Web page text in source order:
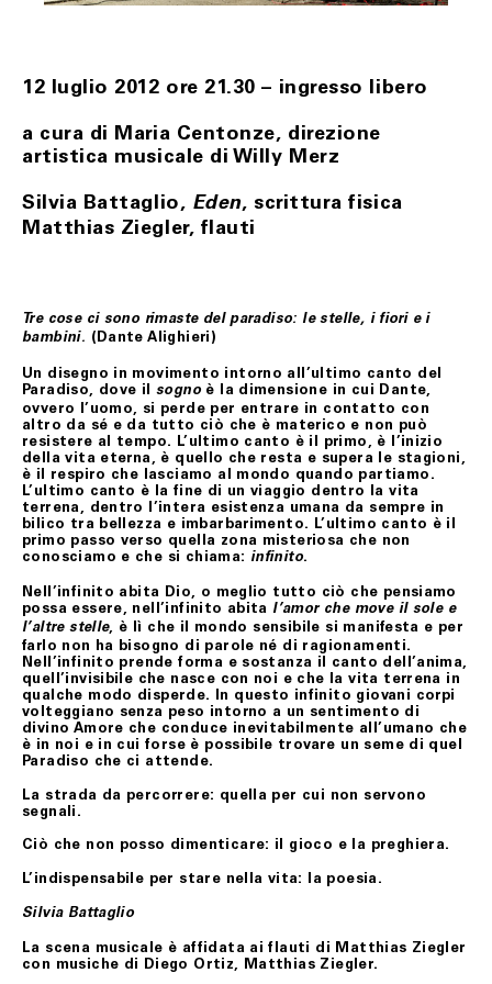
non avrà nulla a pretendere da Fondazione Merz che, se
richiesto, restituirà il/i prodotti al Cliente addebitando
Tutti i prodotti in vendita nel presente sito sono
realizzati rispettando elevati standard di qualità; nel
caso in cui il Cliente riceva un prodotto danneggiato,
al momento del ricevimento del prodotto, dovranno
essere comunicati a Fondazione Merz dal Cliente.
In tutti i casi di cui sopra, gli uffici competenti di
Fondazione Merz, effettuate le necessarie verifiche, ne
daranno comunicazione al Cliente e, se accertati il
danno, la non conformità o il difetto di fabbricazione,
attiveranno la procedura di sostituzione del/i
prodotto/i, senza alcuna spesa di spedizione aggiuntiva
a carico del Cliente.
Il Cliente dovrà procedere alla restituzione del/i
prodotto/i, secondo le istruzioni e all’indirizzo postale
ottenuti contattando il Servizio Assistenza,
provvedendo ad imballare accuratamente il prodotto,
accludendovi l’imballo originale, i sigilli eventualmente
ART. 9 RISOLUZIONE DEL CONTRATTO
Fondazione Merz si riserva il diritto di risolvere il
contratto se, anche a seguito del perfezionamento dello
stesso, acquisite ulteriori informazioni, insorgessero
dubbi o perplessità in merito alla titolarità della carta di
credito utilizzata per l’acquisto.
Fondazione Merz, in tal caso, provvederà al rimborso del
addebitato sulla carta di credito indicata dal Cliente.
evento non prevedibile, indisponibilità dei mezzi di
ovvero rendere la consegna del/i prodotto/i acquistati
aumento del costo a suo carico, si riserverà di risolvere
comunicherà le proprie determinazioni all’indirizzo di
posta elettronica del Cliente.
12 luglio 2012 ore 21.30 – ingresso libero
a cura di Maria Centonze, direzione
artistica musicale di Willy Merz
Silvia Battaglio, Eden, scrittura fisica
Matthias Ziegler, flauti
Tre cose ci sono rimaste del paradiso: le stelle, i fiori e i
bambini. (Dante Alighieri)
Un disegno in movimento intorno all’ultimo canto del
Paradiso, dove ilsognoè la dimensione in cui Dante,
ovvero l’uomo, si perde per entrare in contatto con
altro da sé e da tutto ciò che è materico e non può
resistere al tempo. L’ultimo canto è il primo, è l’inizio
della vita eterna, è quello che resta e supera le stagioni,
è il respiro che lasciamo al mondo quando partiamo.
L’ultimo canto è la fine di un viaggio dentro la vita
terrena, dentro l’intera esistenza umana da sempre in
bilico tra bellezza e imbarbarimento. L’ultimo canto è il
primo passo verso quella zona misteriosa che non
conosciamo e che si chiama: infinito.
Nell’infinito abita Dio, o meglio tutto ciò che pensiamo
possa essere, nell’infinito abita l’amor che move il sole e
l’altre stelle, è lì che il mondo sensibile si manifesta e per
farlo non ha bisogno di parole né di ragionamenti.
Nell’infinito prende forma e sostanza il canto dell’anima,
quell’invisibile che nasce con noi e che la vita terrena in
qualche modo disperde. In questo infinito giovani corpi
volteggiano senza peso intorno a un sentimento di
divino Amore che conduce inevitabilmente all’umano che
è in noi e in cui forse è possibile trovare un seme di quel
Paradiso che ci attende.
La strada da percorrere: quella per cui non servono
segnali.
Ciò che non posso dimenticare: il gioco e la preghiera.
L’indispensabile per stare nella vita: la poesia.
Silvia Battaglio
La scena musicale è affidata ai flauti di Matthias Ziegler
con musiche di Diego Ortiz, Matthias Ziegler.